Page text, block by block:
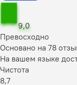
9,0
Превосходно
Основано на 78
На вашем языке
Чистота
8,7